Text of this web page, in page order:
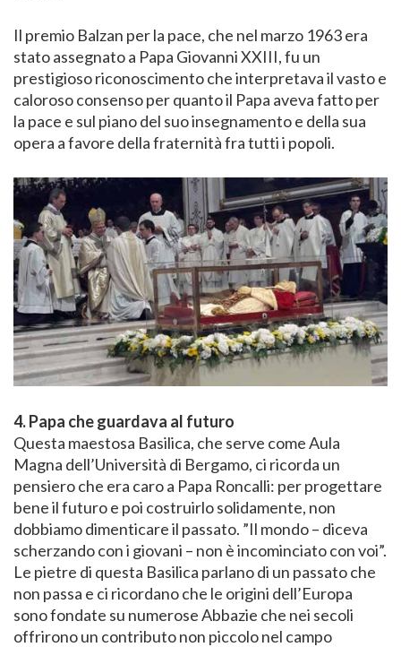
Il premio Balzan per la pace, che nel marzo 1963 era
stato assegnato a Papa Giovanni XXIII, fu un
prestigioso riconoscimento che interpretava il vasto e
caloroso consenso per quanto il Papa aveva fatto per
la pace e sul piano del suo insegnamento e della sua
opera a favore della fraternità fra tutti i popoli.
4. Papa che guardava al futuro
Questa maestosa Basilica, che serve come Aula
Magna dell’Università di Bergamo, ci ricorda un
pensiero che era caro a Papa Roncalli: per progettare
bene il futuro e poi costruirlo solidamente, non
dobbiamo dimenticare il passato. ”Il mondo – diceva
scherzando con i giovani – non è incominciato con voi”.
Le pietre di questa Basilica parlano di un passato che
non passa e ci ricordano che le origini dell’Europa
sono fondate su numerose Abbazie che nei secoli
offrirono un contributo non piccolo nel campo